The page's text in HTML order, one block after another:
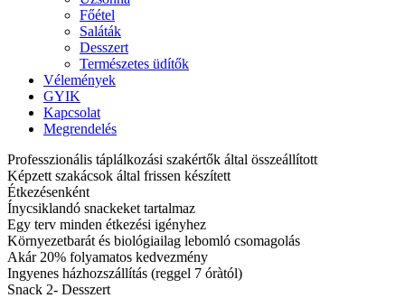
Főétel
Saláták
Desszert
Természetes üdítők
Vélemények
GYIK
Kapcsolat
Megrendelés
Professzionális táplálkozási szakértők által összeállított
Képzett szakácsok által frissen készített
Étkezésenként
Ínycsiklandó snackeket tartalmaz
Egy terv minden étkezési igényhez
Környezetbarát és biológiailag lebomló csomagolás
Akár 20% folyamatos kedvezmény
Ingyenes házhozszállítás (reggel 7 óràtól)
Snack 2- Desszert